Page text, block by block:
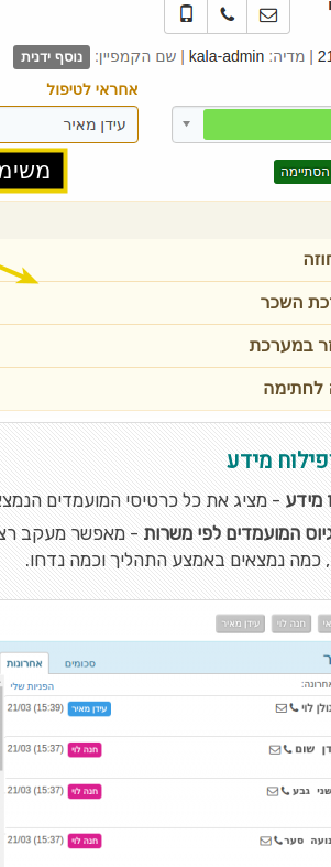
מידע
מידע - מציג את כל כרטיסי המועמדים
המועמדים לפי משרות - מאפשר מעקב
כמה נמצאים באמצע התהליך וכמה נדחו.